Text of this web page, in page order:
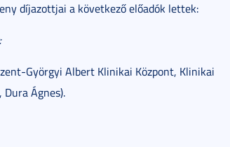
díjazottjai a következő előadók lettek:
Györgyi Albert Klinikai Központ, Klinikai
Ágnes).